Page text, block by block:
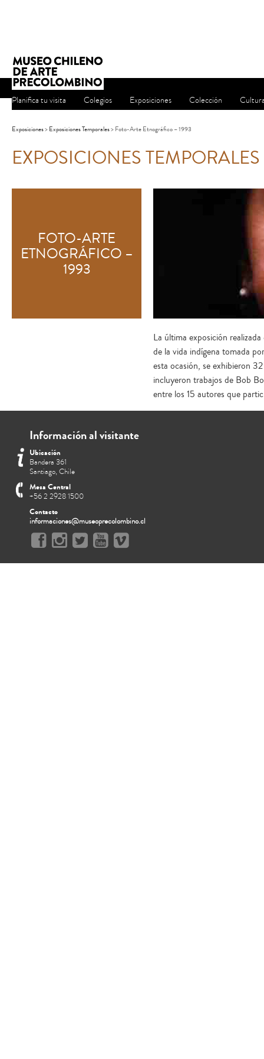
Planifica tu visita Colegios Exposiciones Colección
Exposiciones>Exposiciones Temporales> Foto-Arte Etnográfico – 1993
EXPOSICIONES TEMPORALES
FOTO-ARTE
ETNOGRÁFICO –
1993
La última exposición
de la vida indígena tomada
esta ocasión, se exhibieron
incluyeron trabajos de Bob
entre los 15 autores que
Información al visitante
Ubicación
Bandera 361
Santiago, Chile
Mesa Central
+56 2 2928 1500
Contacto
informaciones@museoprecolombino.cl